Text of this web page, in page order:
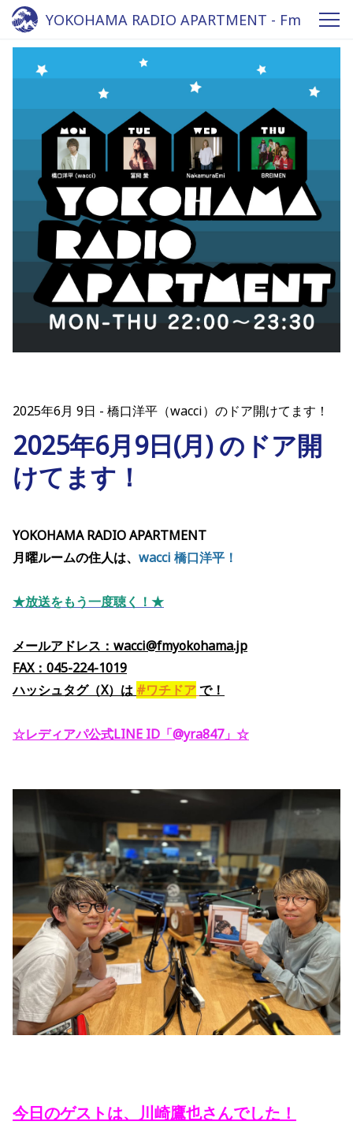
YOKOHAMA RADIO APARTMENT - Fm
yokohama 84.7
2025年6月 9日 橋口洋平（wacci）のドア開けてます！
2025年6月9日(月) のドア開
けてます！
YOKOHAMA RADIO APARTMENT
月曜ルームの住人は、 wacci 橋口洋平！
★放送をもう一度聴く！★
メールアドレス：wacci@fmyokohama.jp
FAX：045-224-1019
ハッシュタグ（X） は #ワチドアで！
☆レディアパ公式LINE ID「@yra847」 ☆
今日のゲストは、川崎鷹也さんでした！